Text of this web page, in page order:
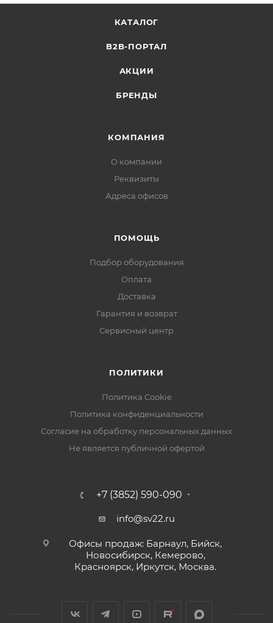
КАТАЛОГ
B2B-ПОРТАЛ
АКЦИИ
БРЕНДЫ
КОМПАНИЯ
О компании
Реквизиты
Адреса офисов
ПОМОЩЬ
Подбор оборудования
Оплата
Доставка
Гарантия и возврат
Сервисный центр
ПОЛИТИКИ
Политика Cookie
Политика конфиденциальности
Согласие на обработку персональных данных
Не является публичной офертой
+7 (3852) 590-090
info@sv22.ru
Офисы продаж: Барнаул, Бийск,
Новосибирск, Кемерово,
Красноярск, Иркутск, Москва.